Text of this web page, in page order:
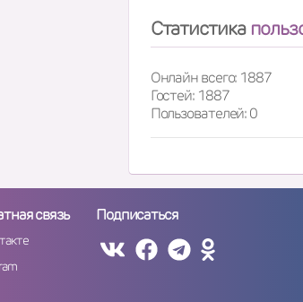
Статистика
Онлайн всего: 1887
Гостей: 1887
Пользователей: 0
связь Подписаться